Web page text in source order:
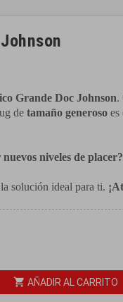
Grande Doc Johnson.
de tamaño generosoes
nuevos niveles de placer?
solución ideal para ti.
shopping_cart AÑADIR AL CARRITO